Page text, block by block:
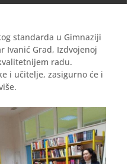
standarda u Gimnaziji
Ivanić Grad, Izdvojenoj
radu.
i učitelje, zasigurno će i